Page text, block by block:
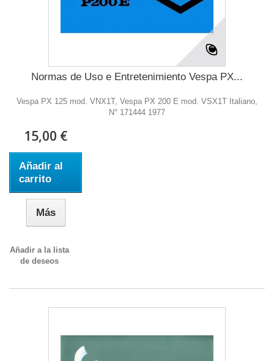
Normas de Uso e Entretenimiento Vespa PX...
Vespa PX 125 mod. VNX1T, Vespa PX 200 E mod. VSX1T Italiano,
N° 171444 1977
15,00 €
Añadir al
carrito
Más
Añadir a la lista
de deseos